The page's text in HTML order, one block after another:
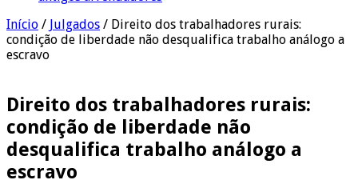
Início / Julgados / Direito dos trabalhadores rurais:
condição de liberdade não desqualifica trabalho análogo a
escravo
Direito dos trabalhadores rurais:
condição de liberdade não
desqualifica trabalho análogo a
escravo